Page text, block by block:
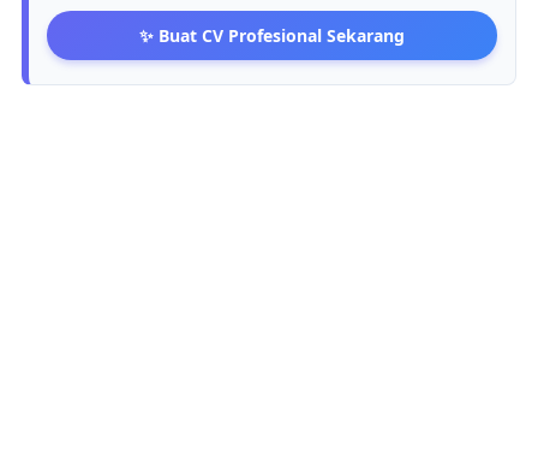
✨ Buat CV Profesional Sekarang